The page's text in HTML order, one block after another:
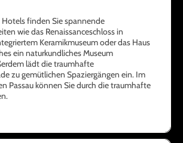
Hotels finden Sie spannende
wie das Renaissanceschloss in
Keramikmuseum oder das Haus
ein naturkundliches Museum
lädt die traumhafte
zu gemütlichen Spaziergängen ein. Im
Passau können Sie durch die traumhafte